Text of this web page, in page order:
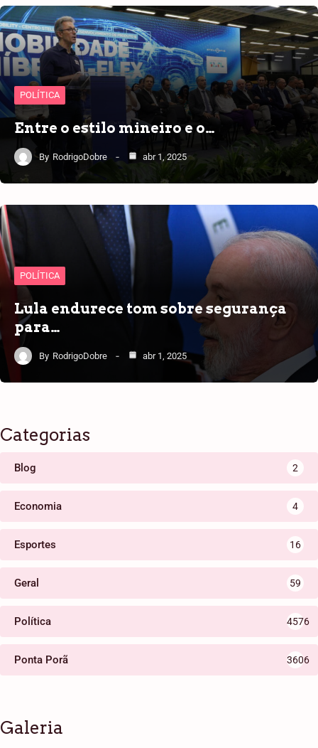
POLÍTICA
Entre o estilo mineiro e o…
By RodrigoDobre abr 1, 2025
POLÍTICA
Lula endurece tom sobre segurança
para…
By RodrigoDobre abr 1, 2025
Categorias
Blog 2
Economia 4
Esportes 16
Geral 59
Política 4576
Ponta Porã 3606
Galeria